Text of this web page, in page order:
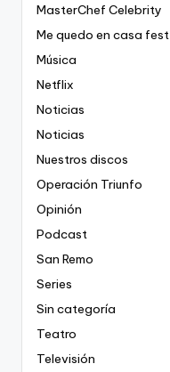
MasterChef Celebrity
Me quedo en casa fest
Música
Netflix
Noticias
Noticias
Nuestros discos
Operación Triunfo
Opinión
Podcast
San Remo
Series
Sin categoría
Teatro
Televisión